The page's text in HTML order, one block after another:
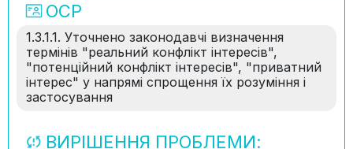
ОСР
1.3.1.1. Уточнено законодавчі визначення
термінів "реальний конфлікт інтересів",
"потенційний конфлікт інтересів", "приватний
інтерес" у напрямі спрощення їх розуміння і
застосування
ВИРІШЕННЯ ПРОБЛЕМИ: